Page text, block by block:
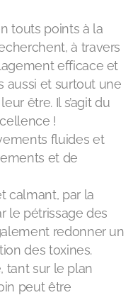
touts points à la
à travers
efficace et
aussi et surtout une
être. Il s’agit du
!
fluides et
et de
calmant, par la
le pétrissage des
redonner un
des toxines.
tant sur le plan
peut être